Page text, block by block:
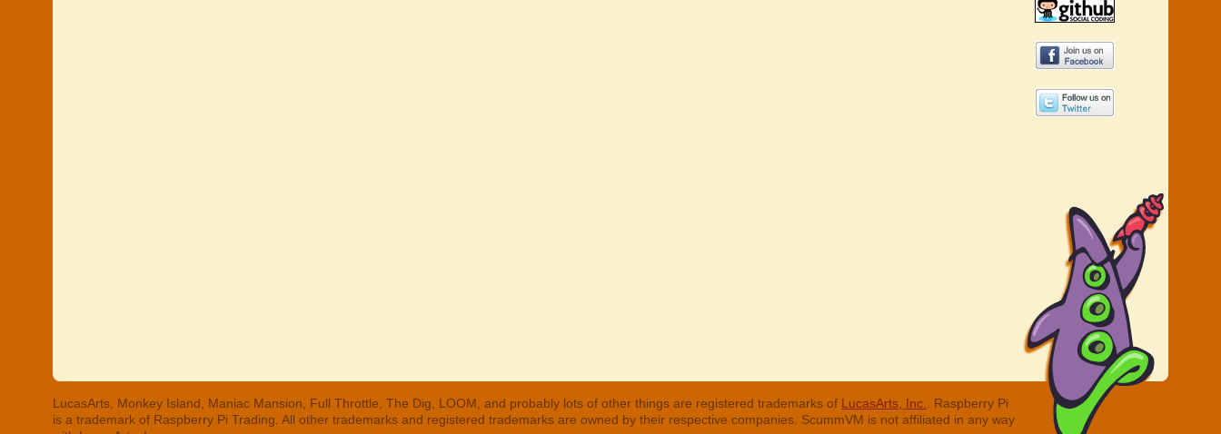
LucasArts, Monkey Island, Maniac Mansion, Full Throttle, The Dig, LOOM, and probably lots of other things are registered trademarks of LucasArts, Inc.
. Raspberry Pi
is a trademark of Raspberry Pi Trading. All other trademarks and registered trademarks are owned by their respective companies. ScummVM is not affiliated in any way